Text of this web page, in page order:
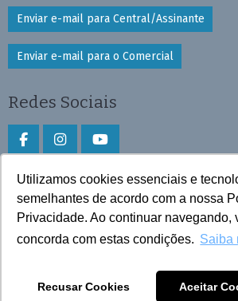
Utilizamos cookies essenciais e
semelhantes de acordo com a nossa
Privacidade. Ao continuar navegando,
concorda com estas condições. Saiba
Recusar Cookies Aceitar
Enviar e-mail para Central/Assinante
Enviar e-mail para o Comercial
Redes Sociais
Faça download do aplicativo
Play Store e App Store
Todos os direitos reservados © 2026